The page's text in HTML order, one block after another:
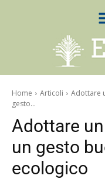
Home Articoli
Adottare
gesto...
Adottare
un gesto
ecologico